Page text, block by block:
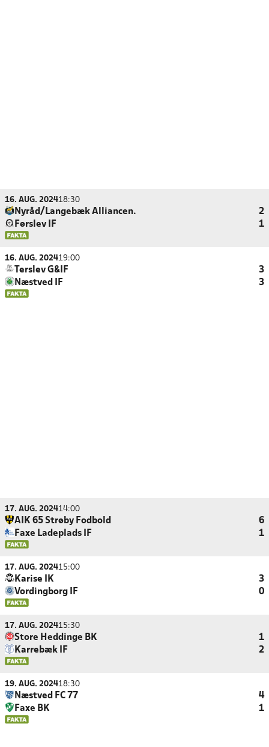
16. AUG. 202418:30
Nyråd/Langebæk Alliancen.
2
Førslev IF
1
16. AUG. 202419:00
Terslev G&IF
3
Næstved IF
3
17. AUG. 202414:00
AIK 65 Strøby Fodbold
6
Faxe Ladeplads IF
1
17. AUG. 202415:00
Karise IK
3
Vordingborg IF
0
17. AUG. 202415:30
Store Heddinge BK
1
Karrebæk IF
2
19. AUG. 202418:30
Næstved FC 77
4
Faxe BK
1